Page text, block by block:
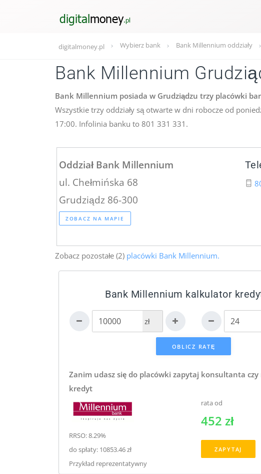
digitalmoney.pl Wybierz bank Bank Millennium oddziały
Bank Millennium
Bank Millennium posiada w Grudziądzu trzy placówki
Wszystkie trzy oddziały są otwarte w dni robocze od
17:00. Infolinia banku to 801 331 331.
Oddział Bank Millennium
ul. Chełmińska 68
Grudziądz 86-300
ZOBACZ NA MAPIE
Zobacz pozostałe (2) placówki Bank Millennium.
Bank Millennium kalkulator
zł
Zanim udasz się do placówki zapytaj konsultanta czy
kredyt
RRSO: 8.29%
do spłaty: 10853.46 zł
Przykład reprezentatywny
rata od
452 zł
ZAPYTAJ